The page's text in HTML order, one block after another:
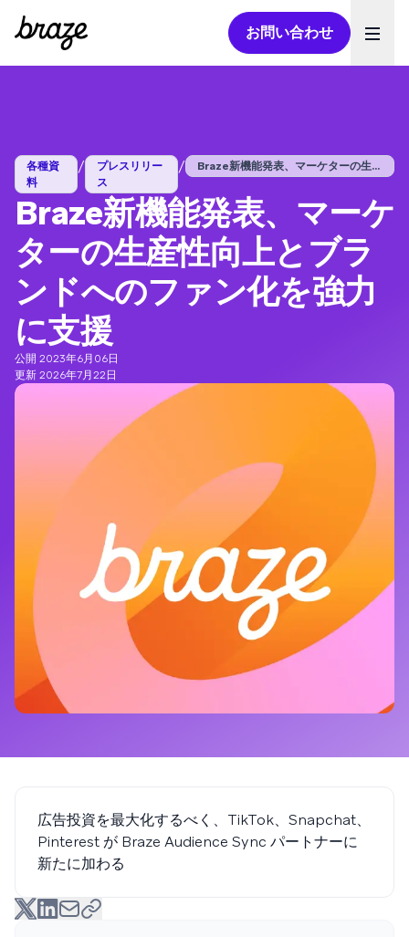
お問い合わせ
各種資
料
/
プレスリリー
ス
/ Braze新機能発表、マーケターの生産性...
Braze新機能発表、マーケ
ターの生産性向上とブラ
ンドへのファン化を強力
に支援
公開 2023年6月06日
更新 2026年7月22日
広告投資を最大化するべく、TikTok、Snapchat、
Pinterest が Braze Audience Sync パートナーに
新たに加わる